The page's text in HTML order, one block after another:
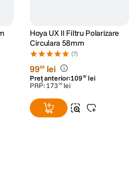
Hoya UX II Filtru Polarizare
Circulara 58mm
(7)
9999 lei
Preț anterior:109 99 lei
PRP: 173 00 lei